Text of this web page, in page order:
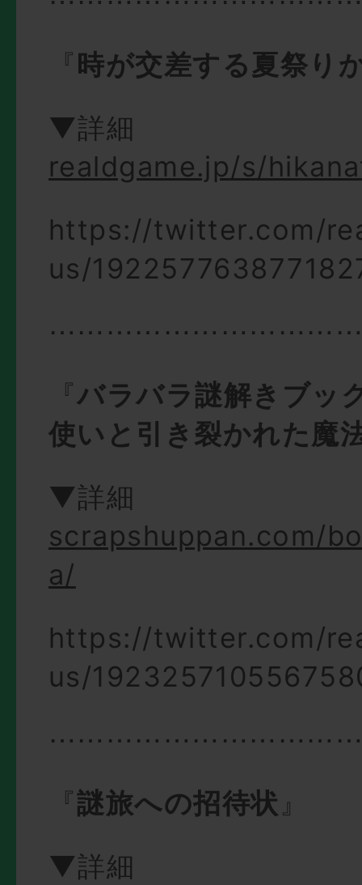
『時が交差する夏祭り
▼詳細
realdgame.jp/s/
https://twitter.com/
us/
『バラバラ謎解きブッ
使いと引き裂かれた魔
▼詳細
scrapshuppan.com/
a/
https://twitter.com/
us/
『謎旅への招待状 』
▼詳細